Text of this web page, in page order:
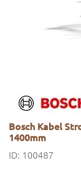
Bosch Kabel
1400mm
ID: 100487